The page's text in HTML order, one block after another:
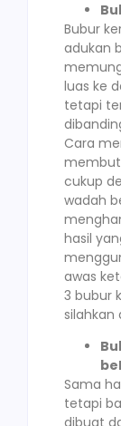
Bubur
adukan
luas ke
tetapi
Cara
cukup
wadah
hasil
awas
3 bubur
silahkan
Sama
tetapi